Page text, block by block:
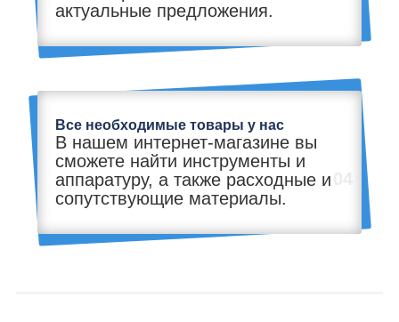
актуальные предложения.
Все необходимые товары у нас
В нашем интернет-магазине вы
сможете найти инструменты и
аппаратуру, а также расходные и
сопутствующие материалы.